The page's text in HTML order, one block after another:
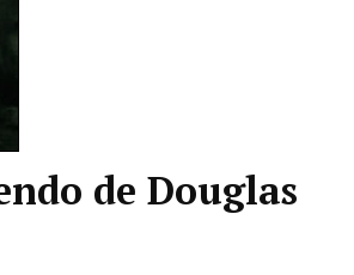
de Douglas